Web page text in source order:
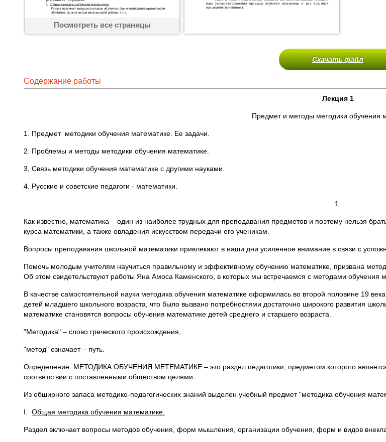
Посмотреть все страницы
Скачать файл
Содержание работы
Лекция 1
Предмет и методы методики обучения
1. Предмет методики обучения математике. Ее задачи.
2. Проблемы и методы методики обучения математике.
3, Связь методики обучения математике с другими науками.
4. Русские и советские педагоги - математики.
1.
Как известно, математика – один из наиболее трудных для преподавания предметов и поэтому нельзя
курса математики, а также овладения искусством передачи его ученикам.
Вопросы преподавания школьной математики привлекают в наши дни усиленное внимание в связи с
Помочь молодым учителям научиться правильному и эффективному обучению математике, призвана
Об этом свидетельствуют работы Яна Амоса Каменского, в которых мы встречаемся с методами обучения
В качестве самостоятельной науки методика обучения математике оформилась во второй половине 19
детей младшего школьного возраста, что было вызвано потребностями достаточно широкого развития
математике становятся вопросы обучения математике детей среднего и старшего возраста.
"Методика" – слово греческого происхождения,
"метод" означает – путь.
Определение: МЕТОДИКА ОБУЧЕНИЯ МЕТЕМАТИКЕ – это раздел педагогики, предметом которого
соответствии с поставленными обществом целями.
Из обширного запаса методико-педагогических знаний выделен учебный предмет "методика обучения
I. Общая методика обучения математике.
Раздел включает вопросы методов обучения, форм мышления, организации обучения, форм и видов